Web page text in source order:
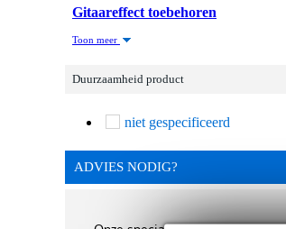
Gitaareffect toebehoren
Toon meer
Duurzaamheid product
niet gespecificeerd
ADVIES NODIG?